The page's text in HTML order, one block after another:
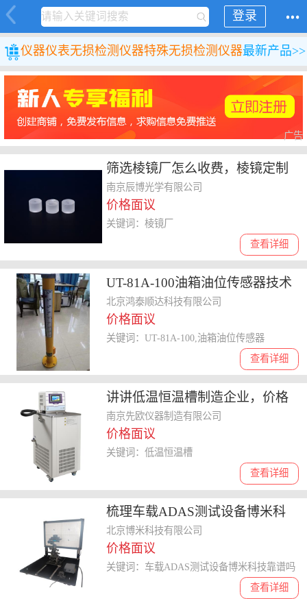
登录
仪器仪表无损检测仪器特殊无损检测仪器最新产品>>
广告
筛选棱镜厂怎么收费，棱镜定制
生产放心选择厂家揭秘
南京辰博光学有限公司
价格面议
查看详细
关键词：棱镜厂
UT-81A-100油箱油位传感器技术
规格
北京鸿泰顺达科技有限公司
价格面议
查看详细
关键词：UT-81A-100,油箱油位传感器
讲讲低温恒温槽制造企业，价格
与质量如何平衡
南京先欧仪器制造有限公司
价格面议
查看详细
关键词：低温恒温槽
梳理车载ADAS测试设备博米科
技，技术水平靠谱吗选哪家好
北京博米科技有限公司
价格面议
查看详细
关键词：车载ADAS测试设备博米科技靠谱吗